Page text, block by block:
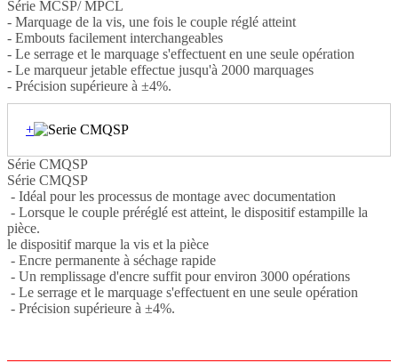
Série MCSP/ MPCL
- Marquage de la vis, une fois le couple réglé atteint
- Embouts facilement interchangeables
- Le serrage et le marquage s'effectuent en une seule opération
- Le marqueur jetable effectue jusqu'à 2000 marquages
- Précision supérieure à ±4%.
+
Série CMQSP
Série CMQSP
- Idéal pour les processus de montage avec documentation
- Lorsque le couple préréglé est atteint, le dispositif estampille la
pièce.
le dispositif marque la vis et la pièce
- Encre permanente à séchage rapide
- Un remplissage d'encre suffit pour environ 3000 opérations
- Le serrage et le marquage s'effectuent en une seule opération
- Précision supérieure à ±4%.